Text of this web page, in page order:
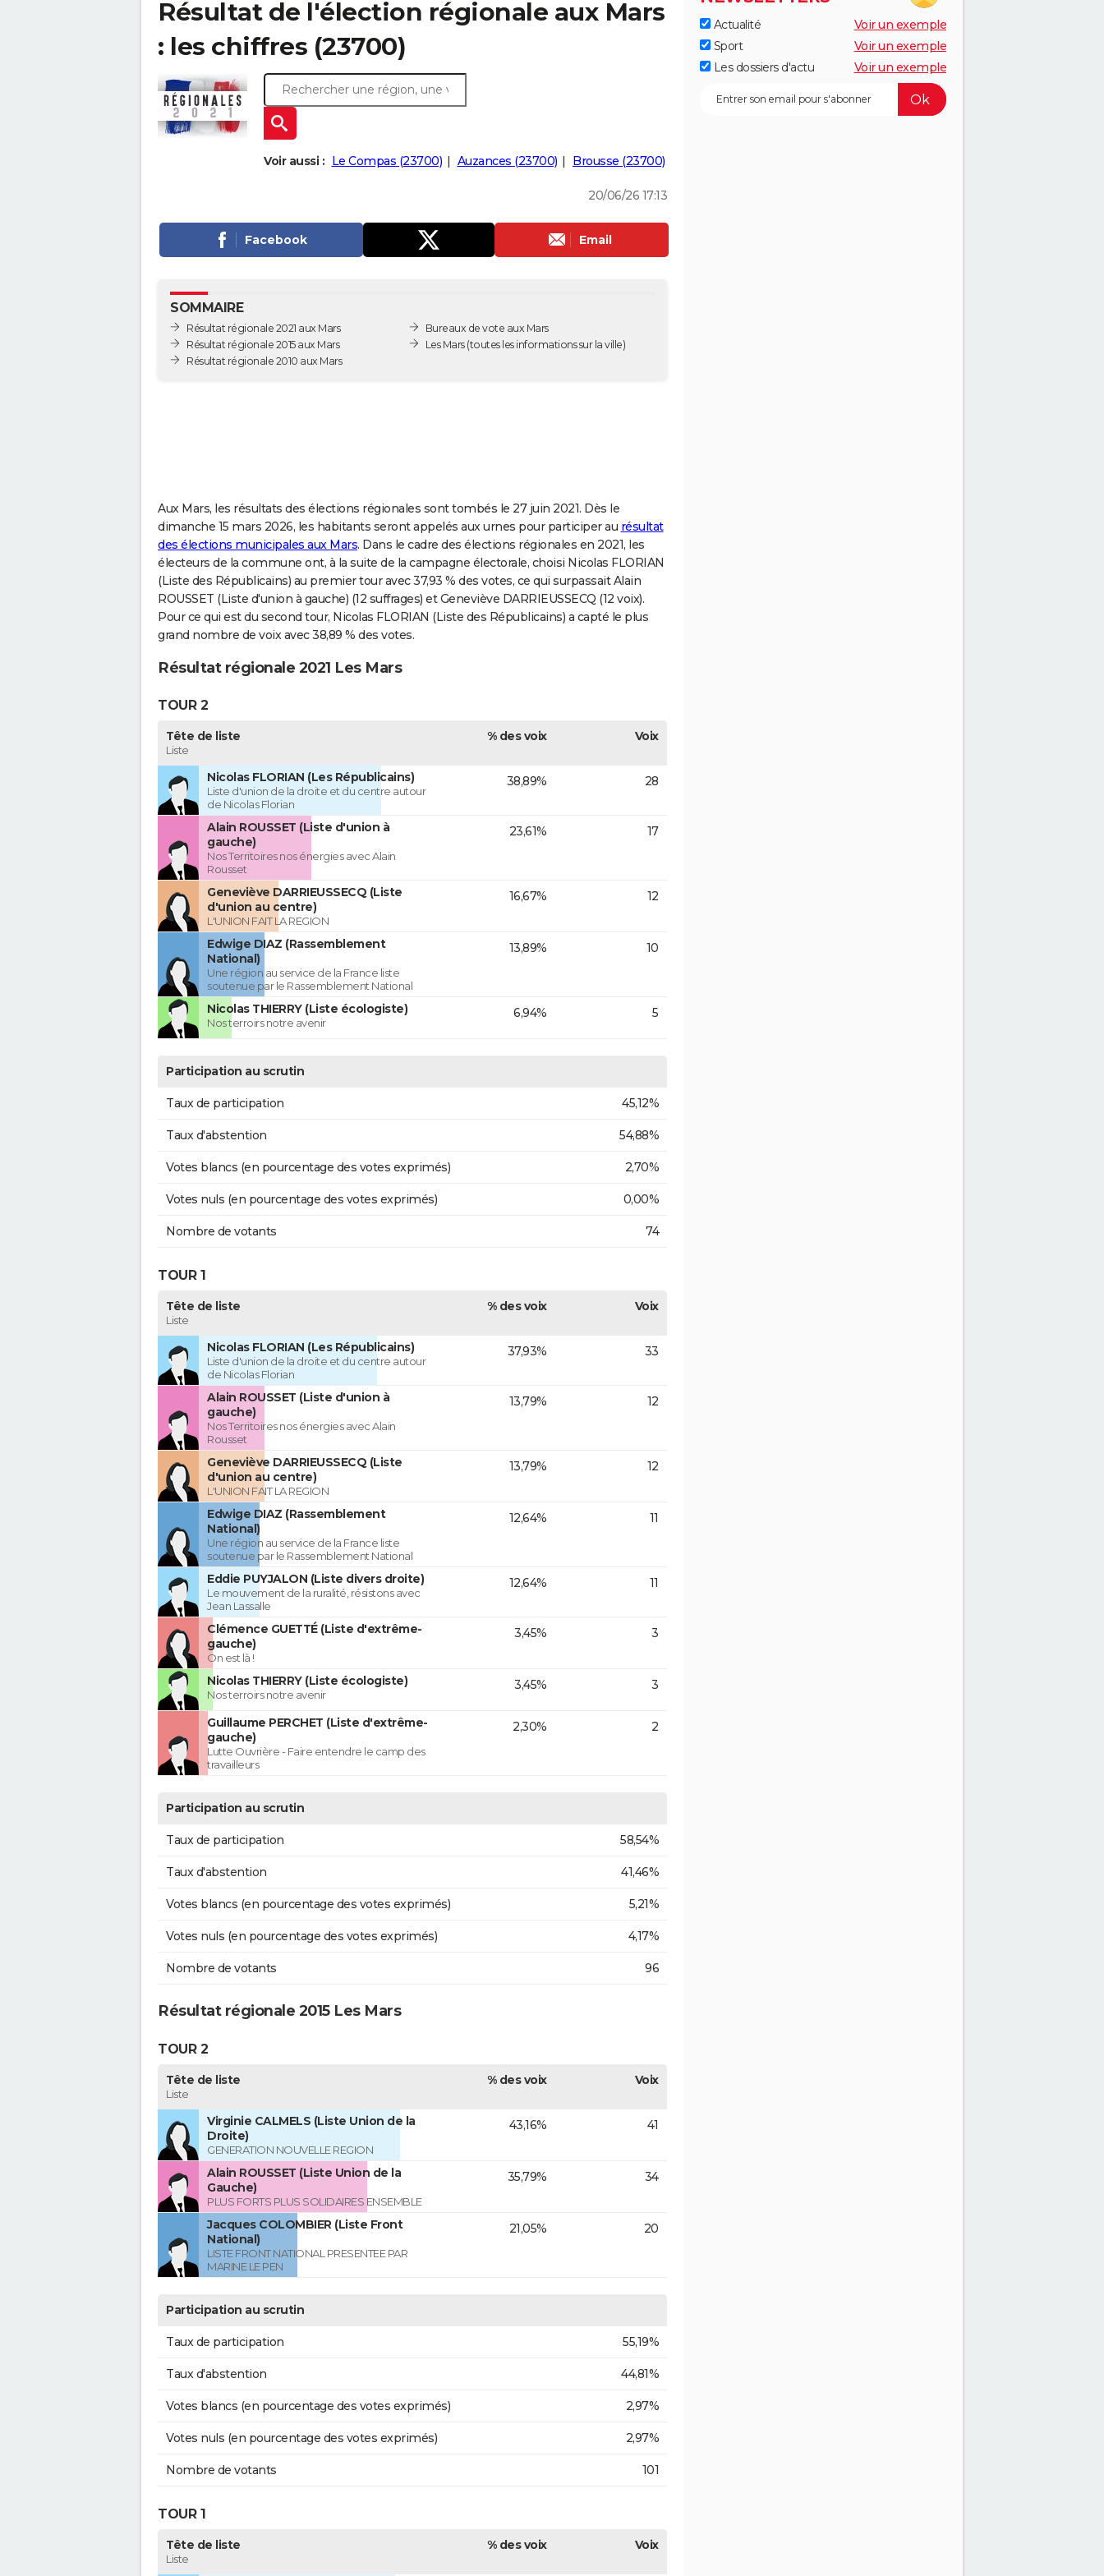
Résultat de l'élection régionale aux Mars
: les chiffres (23700)
Voir aussi : Le Compas (23700) Auzances (23700) Brousse (23700)
20/06/26 17:13
Facebook Email
SOMMAIRE
Résultat régionale 2021 aux Mars
Résultat régionale 2015 aux Mars
Résultat régionale 2010 aux Mars
Bureaux de vote aux Mars
Les Mars(toutes les informations sur la ville)
Aux Mars, les résultats des élections régionales sont tombés le 27 juin 2021. Dès le
dimanche 15 mars 2026, les habitants seront appelés aux urnes pour participer au résultat
des élections municipales aux Mars. Dans le cadre des élections régionales en 2021, les
électeurs de la commune ont, à la suite de la campagne électorale, choisi Nicolas FLORIAN
(Liste des Républicains) au premier tour avec 37,93 % des votes, ce qui surpassait Alain
ROUSSET (Liste d'union à gauche) (12 suffrages) et Geneviève DARRIEUSSECQ (12 voix).
Pour ce qui est du second tour, Nicolas FLORIAN (Liste des Républicains) a capté le plus
grand nombre de voix avec 38,89 % des votes.
Résultat régionale 2021 Les Mars
TOUR 2
Tête de liste
Liste
% des voix Voix
Nicolas FLORIAN (Les Républicains)
Liste d'union de la droite et du centre autour
de Nicolas Florian
38,89% 28
Alain ROUSSET (Liste d'union à
gauche)
Nos Territoires nos énergies avec Alain
Rousset
23,61% 17
Geneviève DARRIEUSSECQ (Liste
d'union au centre)
L'UNION FAIT LA REGION
16,67% 12
Edwige DIAZ (Rassemblement
National)
Une région au service de la France liste
soutenue par le Rassemblement National
13,89% 10
Nicolas THIERRY (Liste écologiste)
Nos terroirs notre avenir
6,94% 5
Participation au scrutin
Taux de participation 45,12%
Taux d'abstention 54,88%
Votes blancs (en pourcentage des votes exprimés) 2,70%
Votes nuls (en pourcentage des votes exprimés) 0,00%
Nombre de votants 74
TOUR 1
Tête de liste
Liste
% des voix Voix
Nicolas FLORIAN (Les Républicains)
Liste d'union de la droite et du centre autour
de Nicolas Florian
37,93% 33
Alain ROUSSET (Liste d'union à
gauche)
Nos Territoires nos énergies avec Alain
Rousset
13,79% 12
Geneviève DARRIEUSSECQ (Liste
d'union au centre)
L'UNION FAIT LA REGION
13,79% 12
Edwige DIAZ (Rassemblement
National)
Une région au service de la France liste
soutenue par le Rassemblement National
12,64% 11
Eddie PUYJALON (Liste divers droite)
Le mouvement de la ruralité, résistons avec
Jean Lassalle
12,64% 11
Clémence GUETTÉ (Liste d'extrême-
gauche)
On est là !
3,45% 3
Nicolas THIERRY (Liste écologiste)
Nos terroirs notre avenir
3,45% 3
Guillaume PERCHET (Liste d'extrême-
gauche)
Lutte Ouvrière - Faire entendre le camp des
travailleurs
2,30% 2
Participation au scrutin
Taux de participation 58,54%
Taux d'abstention 41,46%
Votes blancs (en pourcentage des votes exprimés) 5,21%
Votes nuls (en pourcentage des votes exprimés) 4,17%
Nombre de votants 96
Résultat régionale 2015 Les Mars
TOUR 2
Tête de liste
Liste
% des voix Voix
Virginie CALMELS (Liste Union de la
Droite)
GENERATION NOUVELLE REGION
43,16% 41
Alain ROUSSET (Liste Union de la
Gauche)
PLUS FORTS PLUS SOLIDAIRES ENSEMBLE
35,79% 34
Jacques COLOMBIER (Liste Front
National)
LISTE FRONT NATIONAL PRESENTEE PAR
MARINE LE PEN
21,05% 20
Participation au scrutin
Taux de participation 55,19%
Taux d'abstention 44,81%
Votes blancs (en pourcentage des votes exprimés) 2,97%
Votes nuls (en pourcentage des votes exprimés) 2,97%
Nombre de votants 101
TOUR 1
Tête de liste
Liste
% des voix Voix
Actualité
Voir un exemple
Sport
Voir un exemple
Les dossiers d'actu
Voir un exemple